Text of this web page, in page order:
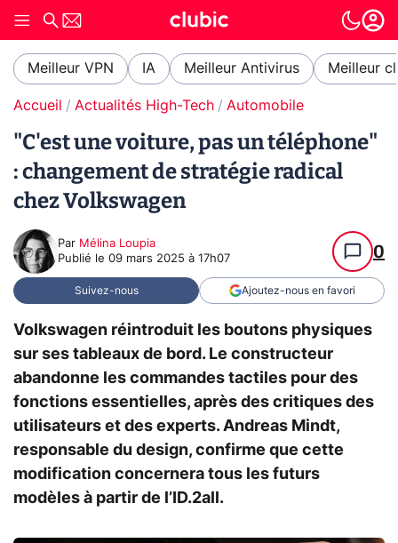
Meilleur VPN IA Meilleur Antivirus Meilleur
Accueil Actualités High-Tech Automobile
"C'est une voiture, pas un téléphone"
: changement de stratégie radical
chez Volkswagen
Par Mélina Loupia
Publié le 09 mars 2025 à 17h07 0
Suivez-nous Ajoutez-nous en favori
Volkswagen réintroduit les boutons physiques
sur ses tableaux de bord. Le constructeur
abandonne les commandes tactiles pour des
fonctions essentielles, après des critiques des
utilisateurs et des experts. Andreas Mindt,
responsable du design, confirme que cette
modification concernera tous les futurs
modèles à partir de l’ID.2all.